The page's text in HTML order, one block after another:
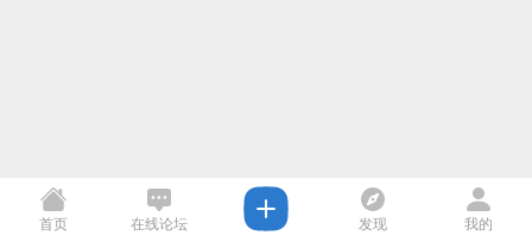
首页 在线论坛 发现 我的